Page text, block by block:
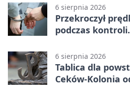
6 sierpnia 2026
Przekroczył
podczas
6 sierpnia 2026
Tablica dla
Ceków-Kolonia